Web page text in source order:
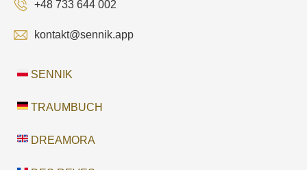
+48 733 644 002
kontakt@sennik.app
SENNIK
TRAUMBUCH
DREAMORA